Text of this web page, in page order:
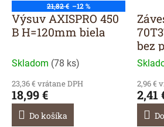
21,82 € –12 %
Výsuv AXISPRO 450
B H=120mm biela
Skladom (78 ks)
23,36 € vrátane DPH
18,99 €
Do košíka
bez
2,96 €
2,41